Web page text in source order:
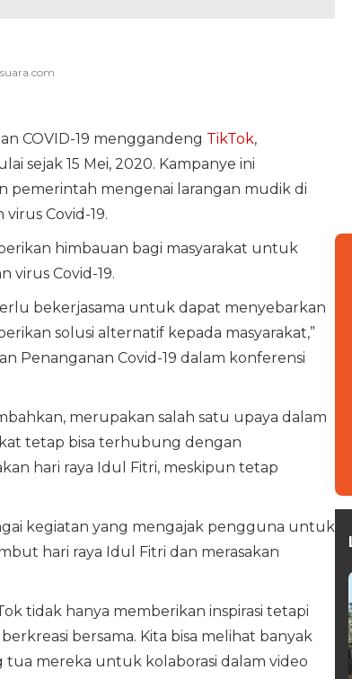
COVID-19 menggandeng TikTok,
sejak 15 Mei, 2020. Kampanye ini
mengenai larangan mudik di
Covid-19.
himbauan bagi masyarakat untuk
virus Covid-19.
bekerjasama untuk dapat menyebarkan
solusi alternatif kepada masyarakat,”
Penanganan Covid-19 dalam konferensi
merupakan salah satu upaya dalam
tetap bisa terhubung dengan
hari raya Idul Fitri, meskipun tetap
kegiatan yang mengajak pengguna untuk
hari raya Idul Fitri dan merasakan
tidak hanya memberikan inspirasi tetapi
bersama. Kita bisa melihat banyak
mereka untuk kolaborasi dalam video